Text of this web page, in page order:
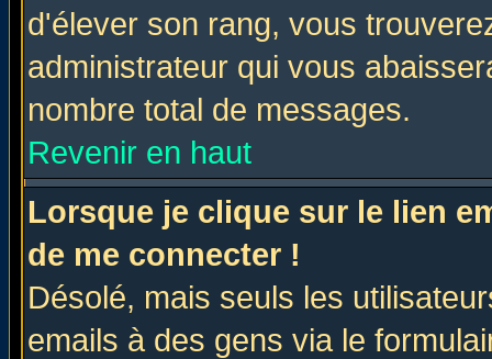
d'élever son rang, vous
administrateur qui vous
nombre total de messages.
Revenir en haut
Lorsque je clique sur le lien
de me connecter !
Désolé, mais seuls les
emails à des gens via le